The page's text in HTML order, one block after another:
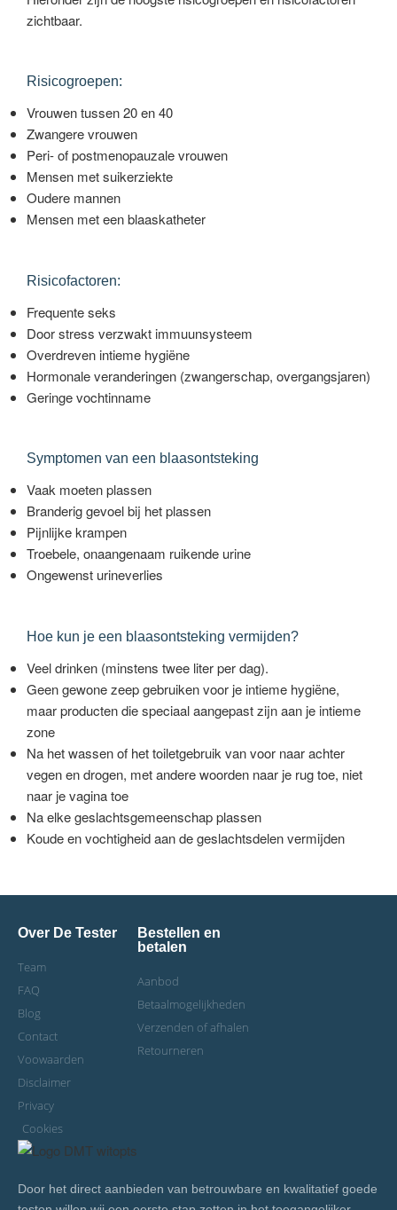
zichtbaar.
Risicogroepen:
Vrouwen tussen 20 en 40
Zwangere vrouwen
Peri- of postmenopauzale vrouwen
Mensen met suikerziekte
Oudere mannen
Mensen met een blaaskatheter
Risicofactoren:
Frequente seks
Door stress verzwakt immuunsysteem
Overdreven intieme hygiëne
Hormonale veranderingen (zwangerschap, overgangsjaren)
Geringe vochtinname
Symptomen van een blaasontsteking
Vaak moeten plassen
Branderig gevoel bij het plassen
Pijnlijke krampen
Troebele, onaangenaam ruikende urine
Ongewenst urineverlies
Hoe kun je een blaasontsteking vermijden?
Veel drinken (minstens twee liter per dag).
Geen gewone zeep gebruiken voor je intieme hygiëne,
maar producten die speciaal aangepast zijn aan je intieme
zone
Na het wassen of het toiletgebruik van voor naar achter
vegen en drogen, met andere woorden naar je rug toe, niet
naar je vagina toe
Na elke geslachtsgemeenschap plassen
Koude en vochtigheid aan de geslachtsdelen vermijden
Over De Tester
Team
FAQ
Blog
Contact
Voowaarden
Disclaimer
Privacy
Cookies
Bestellen en
betalen
Aanbod
Betaalmogelijkheden
Verzenden of afhalen
Retourneren
Door het direct aanbieden van betrouwbare en kwalitatief goede